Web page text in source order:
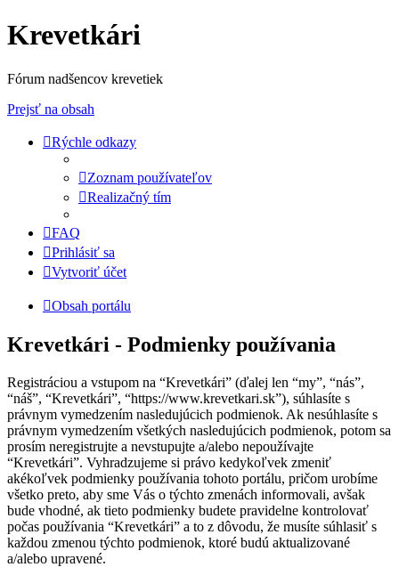
Krevetkári
Fórum nadšencov krevetiek
Prejsť na obsah
Rýchle odkazy
Zoznam používateľov
Realizačný tím
FAQ
Prihlásiť sa
Vytvoriť účet
Obsah portálu
Krevetkári - Podmienky používania
Registráciou a vstupom na “Krevetkári” (ďalej len “my”, “nás”,
“náš”, “Krevetkári”, “https://www.krevetkari.sk”), súhlasíte s
právnym vymedzením nasledujúcich podmienok. Ak nesúhlasíte s
právnym vymedzením všetkých nasledujúcich podmienok, potom sa
prosím neregistrujte a nevstupujte a/alebo nepoužívajte
“Krevetkári”. Vyhradzujeme si právo kedykoľvek zmeniť
akékoľvek podmienky používania tohoto portálu, pričom urobíme
všetko preto, aby sme Vás o týchto zmenách informovali, avšak
bude vhodné, ak tieto podmienky budete pravidelne kontrolovať
počas používania “Krevetkári” a to z dôvodu, že musíte súhlasiť s
každou zmenou týchto podmienok, ktoré budú aktualizované
a/alebo upravené.